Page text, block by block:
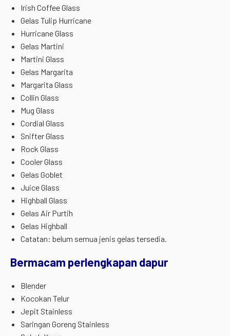
Irish Coffee Glass
Gelas Tulip Hurricane
Hurricane Glass
Gelas Martini
Martini Glass
Gelas Margarita
Margarita Glass
Collin Glass
Mug Glass
Cordial Glass
Snifter Glass
Rock Glass
Cooler Glass
Gelas Goblet
Juice Glass
Highball Glass
Gelas Air Purtih
Gelas Highball
Catatan: belum semua jenis gelas tersedia.
Bermacam perlengkapan dapur
Blender
Kocokan Telur
Jepit Stainless
Saringan Goreng Stainless